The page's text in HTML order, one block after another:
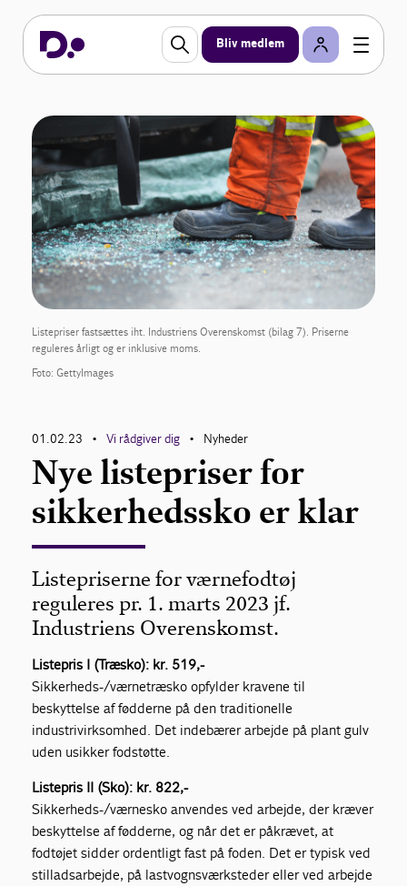
Bliv medlem
Listepriser fastsættes iht. Industriens Overenskomst (bilag 7). Priserne
reguleres årligt og er inklusive moms.
Foto: GettyImages
01.02.23 • Vi rådgiver dig • Nyheder
Nye listepriser for
sikkerhedssko er klar
Listepriserne for værnefodtøj
reguleres pr. 1. marts 2023 jf.
Industriens Overenskomst.
Listepris I (Træsko): kr. 519,-
Sikkerheds-/værnetræsko opfylder kravene til
beskyttelse af fødderne på den traditionelle
industrivirksomhed. Det indebærer arbejde på plant gulv
uden usikker fodstøtte.
Listepris II (Sko): kr. 822,-
Sikkerheds-/værnesko anvendes ved arbejde, der kræver
beskyttelse af fødderne, og når det er påkrævet, at
fodtøjet sidder ordentligt fast på foden. Det er typisk ved
stilladsarbejde, på lastvognsværksteder eller ved arbejde